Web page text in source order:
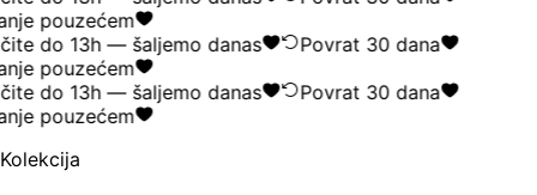
pouzećem
do 13h — šaljemo danas
Povrat 30 dana
pouzećem
do 13h — šaljemo danas
Povrat 30 dana
pouzećem
Kolekcija